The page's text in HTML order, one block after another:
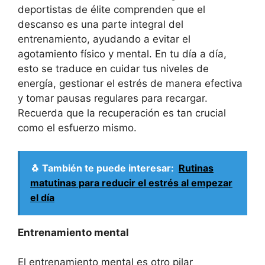
deportistas de élite comprenden que el
descanso es una parte integral del
entrenamiento, ayudando a evitar el
agotamiento físico y mental. En tu día a día,
esto se traduce en cuidar tus niveles de
energía, gestionar el estrés de manera efectiva
y tomar pausas regulares para recargar.
Recuerda que la recuperación es tan crucial
como el esfuerzo mismo.
🐧 También te puede interesar: Rutinas
matutinas para reducir el estrés al empezar
el día
Entrenamiento mental
El entrenamiento mental es otro pilar